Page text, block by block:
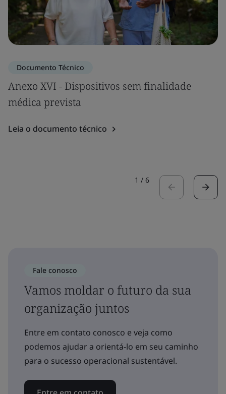
Documento Técnico
Anexo XVI - Dispositivos sem finalidade
médica prevista
Leia o documento técnico
1 / 6
Fale conosco
Vamos moldar o futuro da sua
organização juntos
Entre em contato conosco e veja como
podemos ajudar a orientá-lo em seu caminho
para o sucesso operacional sustentável.